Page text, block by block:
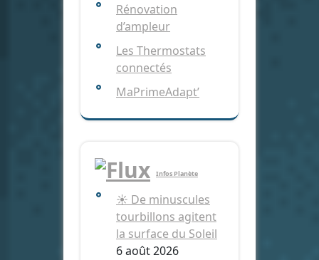
Rénovation
d’ampleur
Les Thermostats
connectés
MaPrimeAdapt’
Infos Planète
☀️ De minuscules
tourbillons agitent
la surface du Soleil
6 août 2026